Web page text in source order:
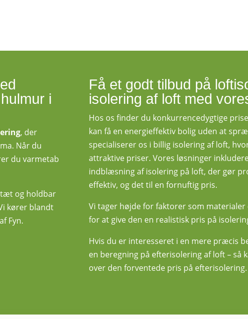
i
, der
Når du
du varmetab
tæt og holdbar
kører blandt
Fyn.
Få et godt tilbud på
isolering af loft med
Hos os finder du konkurrencedygtige
kan få en energieffektiv bolig uden at
specialiserer os i billig isolering af loft,
attraktive priser. Vores løsninger
indblæsning af isolering på loft, der gør
effektiv, og det til en fornuftig pris.
Vi tager højde for faktorer som
for at give den en realistisk pris på
Hvis du er interesseret i en mere præcis
en beregning på efterisolering af loft – så
over den forventede pris på efterisolering.